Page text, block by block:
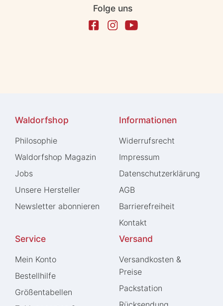
Folge uns
Waldorfshop
Philosophie
Waldorfshop Magazin
Jobs
Unsere Hersteller
Newsletter abonnieren
Informationen
Widerrufs­recht
Impressum
Daten­schutz­erklärung
AGB
Barrierefreiheit
Kontakt
Service
Mein Konto
Bestellhilfe
Größentabellen
Versand
Versandkosten &
Preise
Packstation